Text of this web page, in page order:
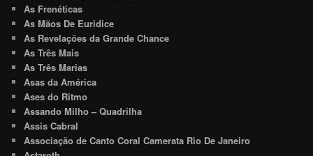
As Frenéticas
As Mãos De Euridice
As Revelações da Grande Chance
As Três Mais
As Três Marias
Asas da América
Ases do Ritmo
Assando Milho – Quadrilha
Assis Cabral
Associação de Canto Coral Camerata Rio De Janeiro